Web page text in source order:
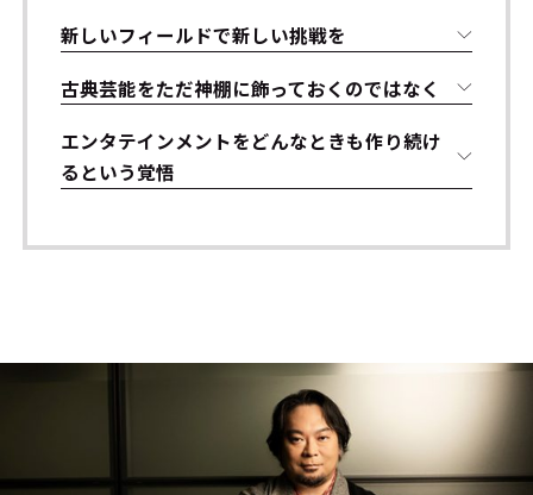
新しいフィールドで新しい挑戦を
古典芸能をただ神棚に飾っておくのではなく――
エンタテインメントをどんなときも作り続け
るという覚悟